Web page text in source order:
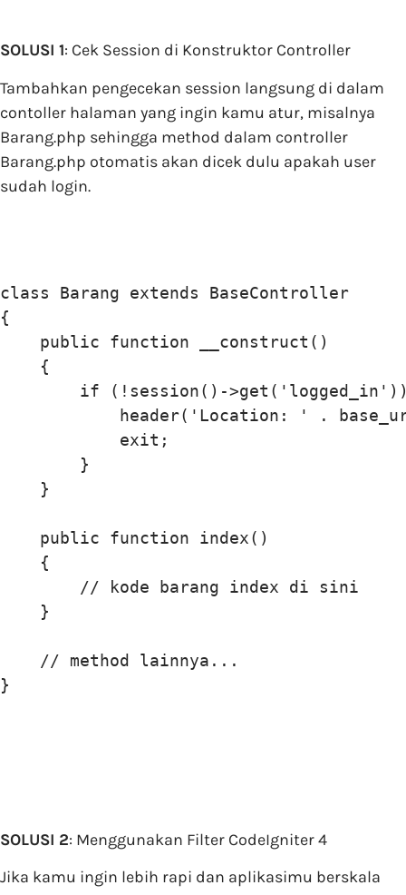
SOLUSI 1: Cek Session di Konstruktor Controller
Tambahkan pengecekan session langsung di dalam
contoller halaman yang ingin kamu atur, misalnya
Barang.php sehingga method dalam controller
Barang.php otomatis akan dicek dulu apakah user
sudah login.
class Barang extends BaseController
{
    public function __construct()
    {
if (!session()-
header('Location: ' .
            exit;
        }
    }
    public function index()
    {
        // kode barang index di sini
    }
    // method lainnya...
SOLUSI 2: Menggunakan Filter CodeIgniter 4
Jika kamu ingin lebih rapi dan aplikasimu berskala